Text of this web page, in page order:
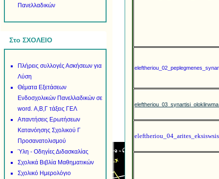
Πανελλαδικών
Στο ΣΧΟΛΕΙΟ
Πλήρεις συλλογές Ασκήσεων για
Λύση
Θέματα Εξετάσεων
Ενδοσχολικών Πανελλαδικών σε
word. Α,Β,Γ τάξεις ΓΕΛ
Απαντήσεις Ερωτήσεων
Κατανόησης Σχολικού Γ
Προσανατολισμού
Ύλη - Οδηγίες Διδασκαλίας
Σχολικά Βιβλία Μαθηματικών
Σχολικό Ημερολόγιο